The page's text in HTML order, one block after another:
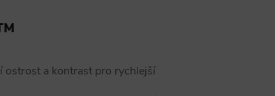
ostrost a kontrast pro rychlejší